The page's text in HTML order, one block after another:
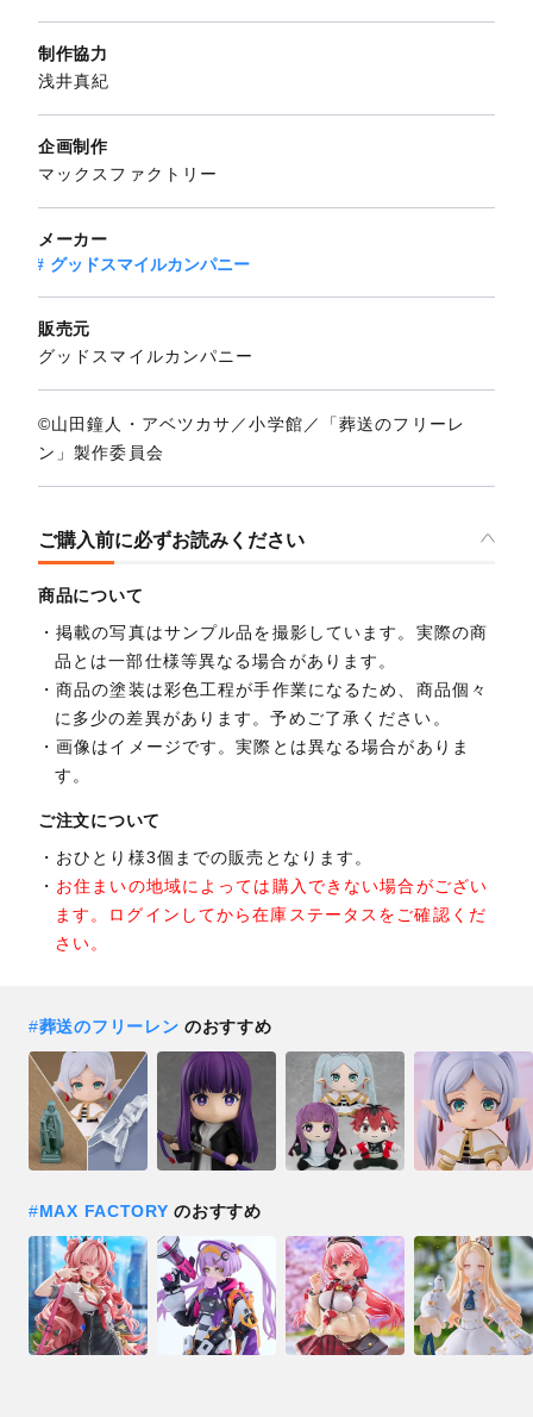
制作協力
浅井真紀
企画制作
マックスファクトリー
メーカー
グッドスマイルカンパニー
販売元
グッドスマイルカンパニー
©山田鐘人・アベツカサ／小学館／「葬送のフリーレ
ン」製作委員会
ご購入前に必ずお読みください
商品について
掲載の写真はサンプル品を撮影しています。実際の商
品とは一部仕様等異なる場合があります。
商品の塗装は彩色工程が手作業になるため、商品個々
に多少の差異があります。予めご了承ください。
画像はイメージです。実際とは異なる場合がありま
す。
ご注文について
おひとり様3個までの販売となります。
お住まいの地域によっては購入できない場合がござい
ます。ログインしてから在庫ステータスをご確認くだ
さい。
#葬送のフリーレン のおすすめ
#MAX FACTORY のおすすめ